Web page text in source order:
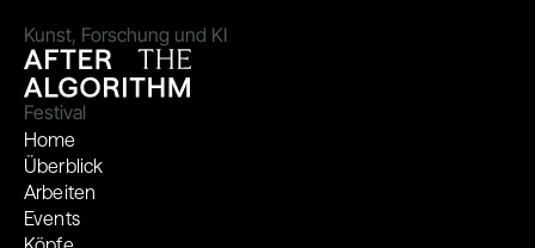
Kunst, Forschung und KI
Festival
Home
Überblick
Arbeiten
Events